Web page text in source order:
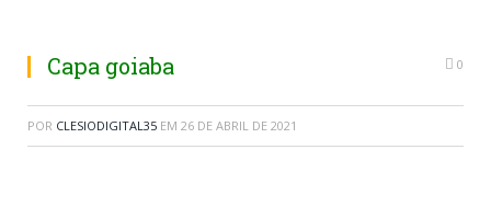
Capa goiaba 0
POR CLESIODIGITAL35 EM 26 DE ABRIL DE 2021